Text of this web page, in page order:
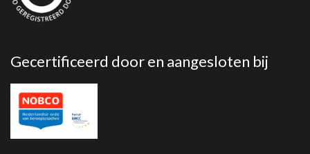
Gecertificeerd door en aangesloten bij